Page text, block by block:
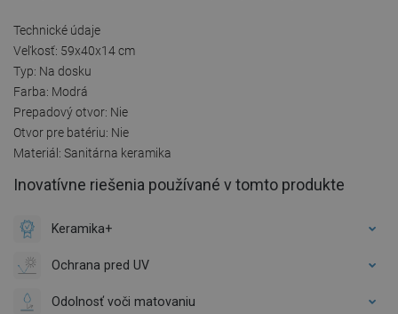
Technické údaje
Veľkosť: 59x40x14 cm
Typ: Na dosku
Farba: Modrá
Prepadový otvor: Nie
Otvor pre batériu: Nie
Materiál: Sanitárna keramika
Inovatívne riešenia používané v tomto produkte
Keramika+
Ochrana pred UV
Odolnosť voči matovaniu